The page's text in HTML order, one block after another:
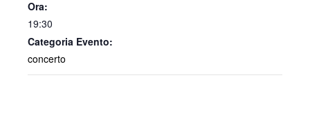
Ora:
19:30
Categoria Evento:
concerto